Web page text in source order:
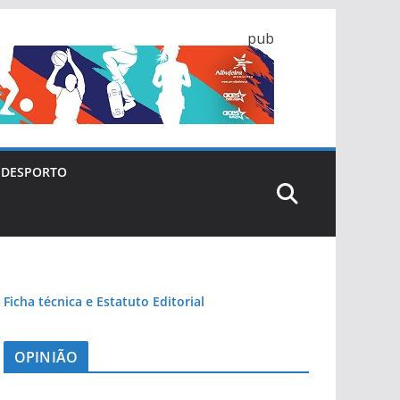
pub
DESPORTO
Ficha técnica e Estatuto Editorial
OPINIÃO